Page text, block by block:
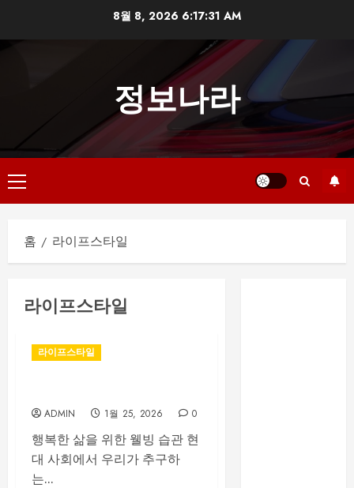
8월 8, 2026 6:17:31 AM
정보나라
기
본
뉴
홈 라이프스타일
라이프스타일
라이프스타일
ADMIN 1월 25, 2026 0
행복한 삶을 위한 웰빙 습관 현
대 사회에서 우리가 추구하
는...